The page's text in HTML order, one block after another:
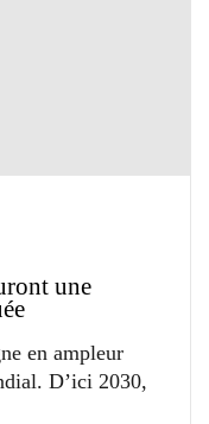
une
en ampleur
D’ici 2030,